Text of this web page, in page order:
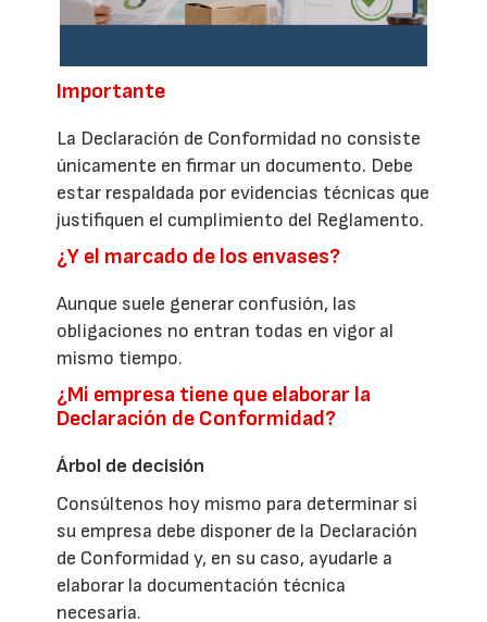
Importante
La Declaración de Conformidad no consiste
únicamente en firmar un documento. Debe
estar respaldada por evidencias técnicas que
justifiquen el cumplimiento del Reglamento.
¿Y el marcado de los envases?
Aunque suele generar confusión, las
obligaciones no entran todas en vigor al
mismo tiempo.
¿Mi empresa tiene que elaborar la
Declaración de Conformidad?
Árbol de decisión
Consúltenos hoy mismo para determinar si
su empresa debe disponer de la Declaración
de Conformidad y, en su caso, ayudarle a
elaborar la documentación técnica
necesaria.